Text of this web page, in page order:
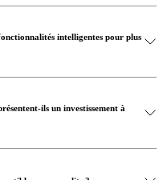
intelligentes pour plus
ils un investissement à